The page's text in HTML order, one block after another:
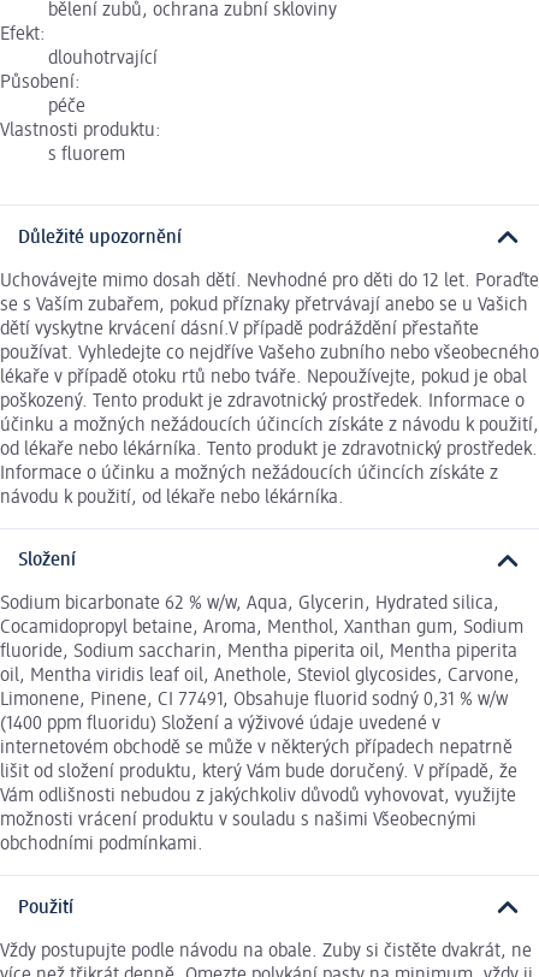
bělení zubů, ochrana zubní skloviny
Efekt:
dlouhotrvající
Působení:
péče
Vlastnosti produktu:
s fluorem
Důležité upozornění
Uchovávejte mimo dosah dětí. Nevhodné pro děti do 12 let. Poraďte
se s Vaším zubařem, pokud příznaky přetrvávají anebo se u Vašich
dětí vyskytne krvácení dásní.V případě podráždění přestaňte
používat. Vyhledejte co nejdříve Vašeho zubního nebo všeobecného
lékaře v případě otoku rtů nebo tváře. Nepoužívejte, pokud je obal
poškozený. Tento produkt je zdravotnický prostředek. Informace o
účinku a možných nežádoucích účincích získáte z návodu k použití,
od lékaře nebo lékárníka. Tento produkt je zdravotnický prostředek.
Informace o účinku a možných nežádoucích účincích získáte z
návodu k použití, od lékaře nebo lékárníka.
Složení
Sodium bicarbonate 62 % w/w, Aqua, Glycerin, Hydrated silica,
Cocamidopropyl betaine, Aroma, Menthol, Xanthan gum, Sodium
fluoride, Sodium saccharin, Mentha piperita oil, Mentha piperita
oil, Mentha viridis leaf oil, Anethole, Steviol glycosides, Carvone,
Limonene, Pinene, CI 77491, Obsahuje fluorid sodný 0,31 % w/w
(1400 ppm fluoridu) Složení a výživové údaje uvedené v
internetovém obchodě se může v některých případech nepatrně
lišit od složení produktu, který Vám bude doručený. V případě, že
Vám odlišnosti nebudou z jakýchkoliv důvodů vyhovovat, využijte
možnosti vrácení produktu v souladu s našimi Všeobecnými
obchodními podmínkami.
Použití
Vždy postupujte podle návodu na obale. Zuby si čistěte dvakrát, ne